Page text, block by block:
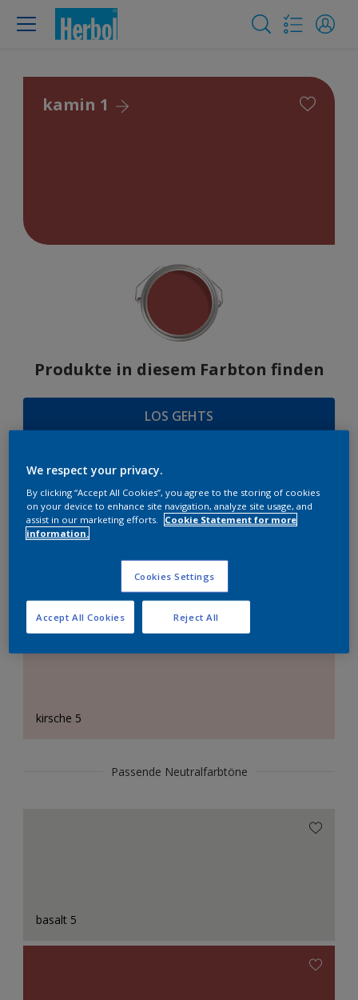
kamin 1
Produkte in diesem Farbton finden
LOS GEHTS
FARBAUSWAHL
Das perfekte Weiß
kirsche 5
Passende Neutralfarbtöne
basalt 5
We respect your privacy.
By clicking “Accept All Cookies”, you agree to the storing of cookies
on your device to enhance site navigation, analyze site usage, and
assist in our marketing efforts.
Cookie Statement for more
information.
Cookies Settings
Reject All
Accept All Cookies